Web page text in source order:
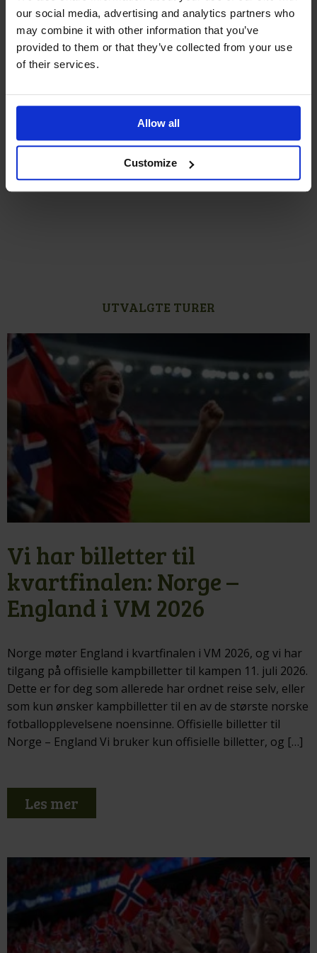
our social media, advertising and analytics partners who
may combine it with other information that you’ve
provided to them or that they’ve collected from your use
of their services.
Allow all
Customize
med alt annet over inkludert: fra 35.995,- per person
Tips en venn eller kollega
Email
UTVALGTE TURER
Vi har billetter til
kvartfinalen: Norge –
England i VM 2026
Norge møter England i kvartfinalen i VM 2026, og vi har
tilgang på offisielle kampbilletter til kampen 11. juli 2026.
Dette er for deg som allerede har ordnet reise selv, eller
som kun ønsker kampbilletter til en av de største norske
fotballopplevelsene noensinne. Offisielle billetter til
Norge – England Vi bruker kun offisielle billetter, og […]
Les mer